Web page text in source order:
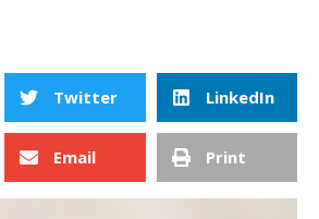
Twitter LinkedIn
Email Print